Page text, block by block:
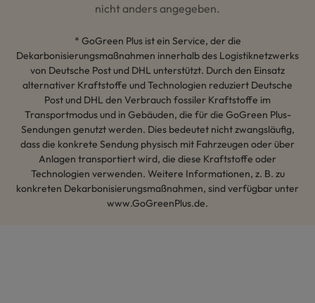
nicht anders angegeben.
* GoGreen Plus ist ein Service, der die
Dekarbonisierungsmaßnahmen innerhalb des Logistiknetzwerks
von Deutsche Post und DHL unterstützt. Durch den Einsatz
alternativer Kraftstoffe und Technologien reduziert Deutsche
Post und DHL den Verbrauch fossiler Kraftstoffe im
Transportmodus und in Gebäuden, die für die GoGreen Plus-
Sendungen genutzt werden. Dies bedeutet nicht zwangsläufig,
dass die konkrete Sendung physisch mit Fahrzeugen oder über
Anlagen transportiert wird, die diese Kraftstoffe oder
Technologien verwenden. Weitere Informationen, z. B. zu
konkreten Dekarbonisierungsmaßnahmen, sind verfügbar unter
www.GoGreenPlus.de.